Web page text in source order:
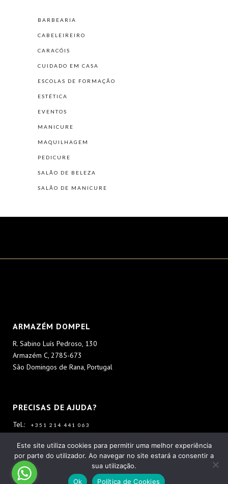
BARBEARIA
CABELEIREIRO
CARACÓIS
CUIDADO EM CASA
ESCOLAS DE FORMAÇÃO
ESTÉTICA
EVENTOS
MANICURE
MAQUILHAGEM
PEDICURE
SALÃO DE BELEZA
SALÃO DE MANICURE
ARMAZÉM DOMPEL
R. Sabino Luís Pedroso, 130
Armazém C, 2785-673
São Domingos de Rana, Portugal
PRECISAS DE AJUDA?
Tel.: +351 214 441 063
Este site utiliza cookies para permitir uma melhor experiência
por parte do utilizador. Ao navegar no site estará a consentir a
sua utilização.
Ok
Política de Cookies